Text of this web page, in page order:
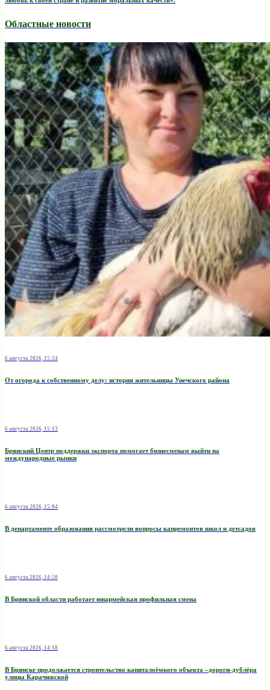
Областные новости
6 августа 2026, 15:24
От огорода к собственному делу: история жительницы Унечского района
6 августа 2026, 15:13
Брянский Центр поддержки экспорта помогает бизнесменам выйти на
международные рынки
6 августа 2026, 15:04
В департаменте образования рассмотрели вопросы капремонтов школ и детсадов
6 августа 2026, 14:50
В Брянской области работает юнармейская профильная смена
6 августа 2026, 14:18
В Брянске продолжается строительство капиталоёмкого объекта –дороги-дублёра
улицы Карачижской